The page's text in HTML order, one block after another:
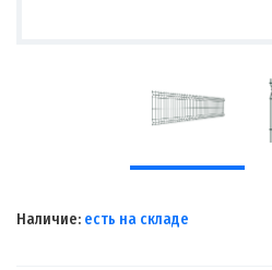
Наличие: есть на складе